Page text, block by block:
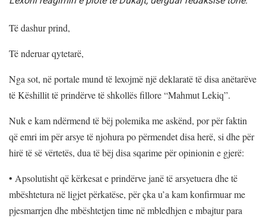
Të dashur prind,
Të nderuar qytetarë,
Nga sot, në portale mund të lexojmë një deklaratë të disa anëtarëve
të Këshillit të prindërve të shkollës fillore “Mahmut Lekiq”.
Nuk e kam ndërmend të bëj polemika me askënd, por për faktin
që emri im për arsye të njohura po përmendet disa herë, si dhe për
hirë të së vërtetës, dua të bëj disa sqarime për opinionin e gjerë:
• Apsolutisht që kërkesat e prindërve janë të arsyetuera dhe të
mbështetura në ligjet përkatëse, për çka u’a kam konfirmuar me
pjesmarrjen dhe mbështetjen time në mbledhjen e mbajtur para